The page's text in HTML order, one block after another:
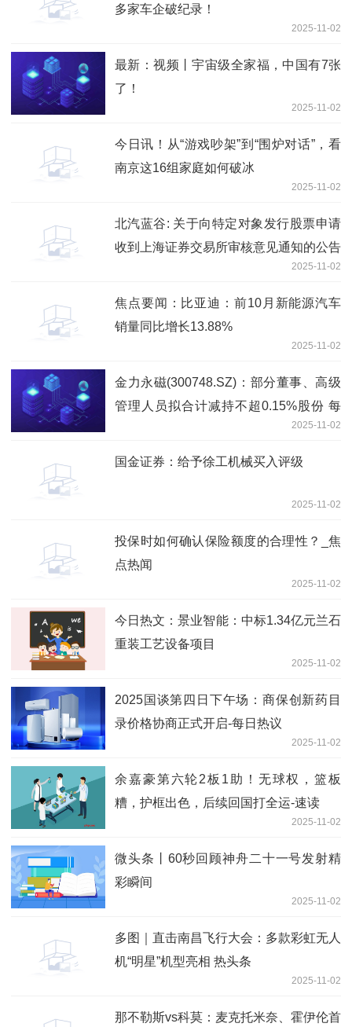
多家车企破纪录！
2025-11-02
最新：视频丨宇宙级全家福，中国有7张
了！
2025-11-02
今日讯！从“游戏吵架”到“围炉对话”，看
南京这16组家庭如何破冰
2025-11-02
北汽蓝谷: 关于向特定对象发行股票申请
收到上海证券交易所审核意见通知的公告
2025-11-02
焦点要闻：比亚迪：前10月新能源汽车
销量同比增长13.88%
2025-11-02
金力永磁(300748.SZ)：部分董事、高级
管理人员拟合计减持不超0.15%股份 每
2025-11-02
国金证券：给予徐工机械买入评级
2025-11-02
投保时如何确认保险额度的合理性？_焦
点热闻
2025-11-02
今日热文：景业智能：中标1.34亿元兰石
重装工艺设备项目
2025-11-02
2025国谈第四日下午场：商保创新药目
录价格协商正式开启-每日热议
2025-11-02
余嘉豪第六轮2板1助！无球权，篮板
糟，护框出色，后续回国打全运-速读
2025-11-02
微头条丨60秒回顾神舟二十一号发射精
彩瞬间
2025-11-02
多图｜直击南昌飞行大会：多款彩虹无人
机“明星”机型亮相 热头条
2025-11-02
那不勒斯vs科莫：麦克托米奈、霍伊伦首